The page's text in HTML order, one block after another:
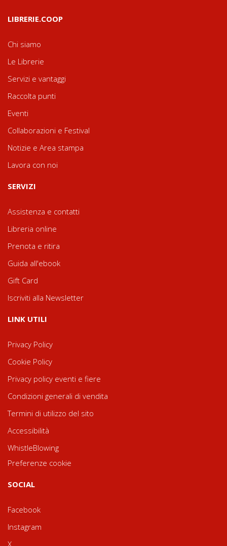
LIBRERIE.COOP
Chi siamo
Le Librerie
Servizi e vantaggi
Raccolta punti
Eventi
Collaborazioni e Festival
Notizie e Area stampa
Lavora con noi
SERVIZI
Assistenza e contatti
Libreria online
Prenota e ritira
Guida all'ebook
Gift Card
Iscriviti alla Newsletter
LINK UTILI
Privacy Policy
Cookie Policy
Privacy policy eventi e fiere
Condizioni generali di vendita
Termini di utilizzo del sito
Accessibilità
WhistleBlowing
Preferenze cookie
SOCIAL
Facebook
Instagram